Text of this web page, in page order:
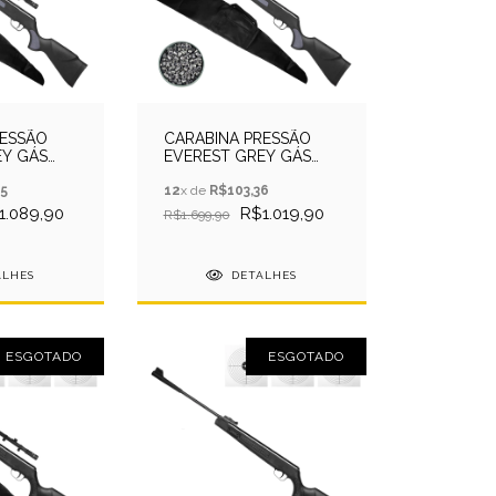
GÁS
CARABINA PRESSÃO
EVEREST GREY GÁS
CHUMBO
12x de R$103,36
R$1.699,90
R$1.019,90
DETALHES
ESGOTADO ESGOTADO